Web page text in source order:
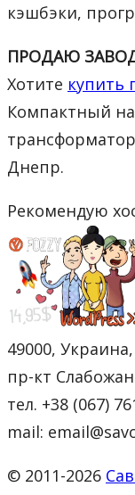
кэшбэки,
ПРОДАЮ ЗАВОД
Хотите купить
Компактный на
Днепр.
Рекомендую
49000,
пр-кт
тел. +38 (067)
mail:
© 2011-2026